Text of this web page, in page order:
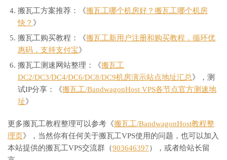
搬瓦工方案推荐：《搬瓦工哪个机房好？搬瓦工哪个机房
快？ 》
搬瓦工购买教程：《搬瓦工新用户注册和购买教程，循环优
惠码，支持支付宝》
搬瓦工测速网站整理：《搬瓦工
DC2/DC3/DC4/DC6/DC8/DC9机房演示站点地址汇总》，测
试IP分享：《搬瓦工/BandwagonHost VPS各节点官方测速地
址》
更多搬瓦工教程整理可以参考《搬瓦工/BandwagonHost教程整
理页》，当然你有任何关于搬瓦工VPS使用的问题，也可以加入
本站提供的搬瓦工VPS交流群（903646397），或者给站长留